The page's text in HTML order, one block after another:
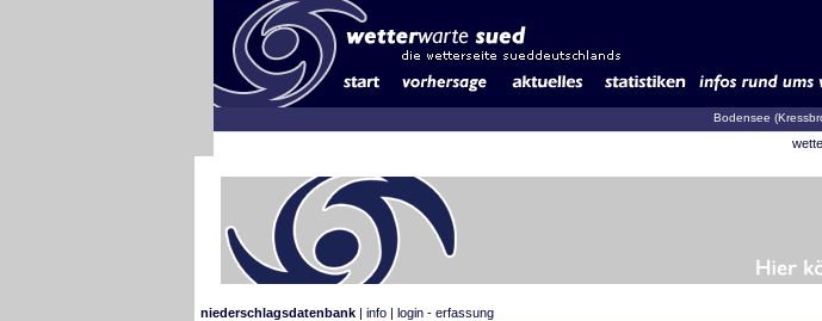
Bodensee
niederschlagsdatenbank | info | login - erfassung